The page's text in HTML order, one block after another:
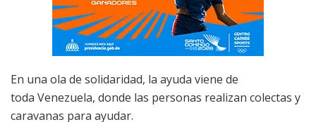
En una ola de solidaridad, la ayuda viene de
toda Venezuela, donde las personas realizan colectas y
caravanas para ayudar.